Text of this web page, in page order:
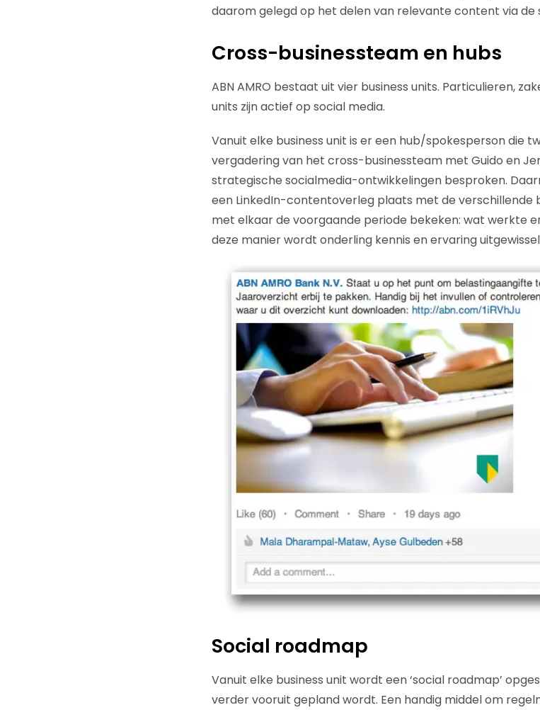
daarom gelegd op het delen van relevante content via de
Cross-businessteam en hubs
ABN AMRO bestaat uit vier business units. Particulieren,
units zijn actief op social media.
Vanuit elke business unit is er een hub/spokesperson die
vergadering van het cross-businessteam met Guido en
strategische socialmedia-ontwikkelingen besproken.
een LinkedIn-contentoverleg plaats met de verschillende
met elkaar de voorgaande periode bekeken: wat werkte
deze manier wordt onderling kennis en ervaring
Social roadmap
Vanuit elke business unit wordt een ‘social roadmap’
verder vooruit gepland wordt. Een handig middel om